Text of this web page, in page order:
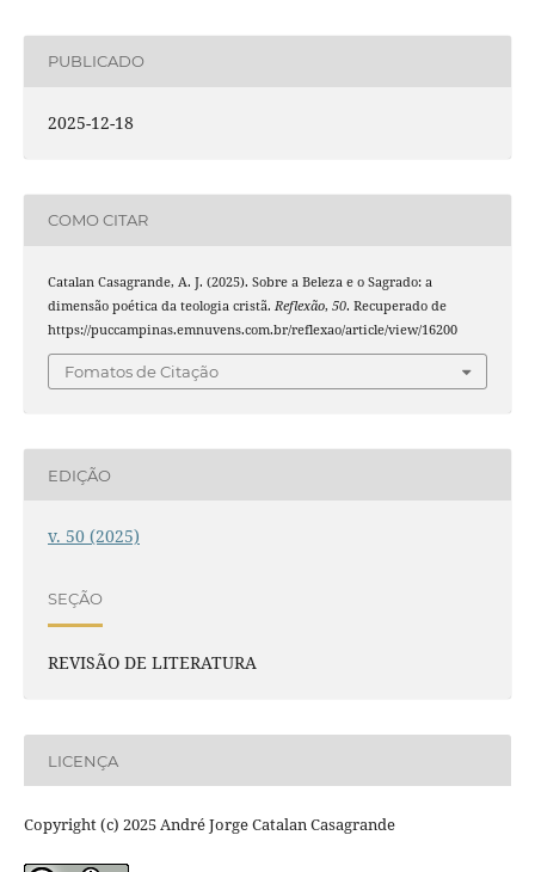
PUBLICADO
2025-12-18
COMO CITAR
Catalan Casagrande, A. J. (2025). Sobre a Beleza e o Sagrado: a
dimensão poética da teologia cristã. Reflexão, 50. Recuperado de
https://puccampinas.emnuvens.com.br/reflexao/article/view/16200
Fomatos de Citação
EDIÇÃO
v. 50 (2025)
SEÇÃO
REVISÃO DE LITERATURA
LICENÇA
Copyright (c) 2025 André Jorge Catalan Casagrande